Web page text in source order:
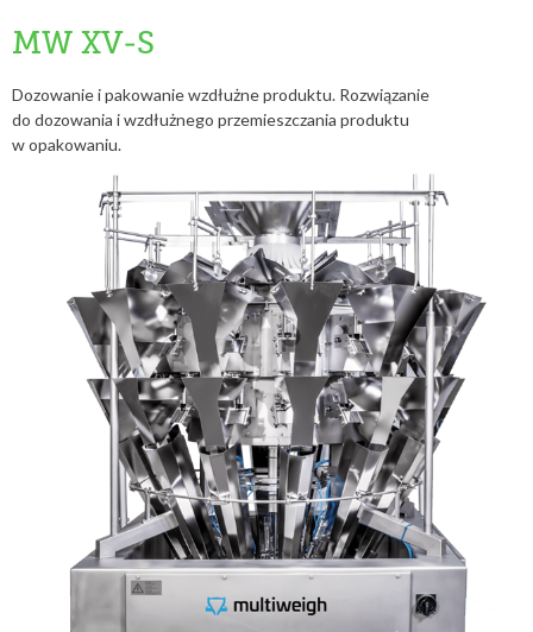
MW XV-S
Dozowanie i pakowanie wzdłużne produktu. Rozwiązanie
do dozowania i wzdłużnego przemieszczania produktu
w opakowaniu.